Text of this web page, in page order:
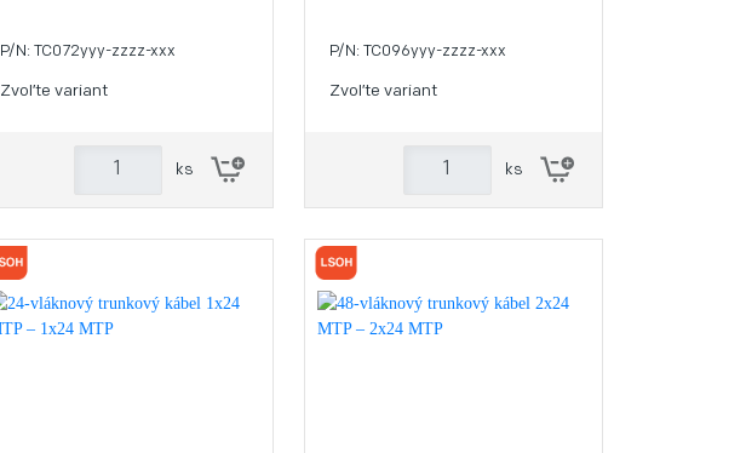
P/N: TC072yyy-zzzz-xxx
Zvoľte variant
ks
P/N: TC096yyy-zzzz-xxx
Zvoľte variant
ks